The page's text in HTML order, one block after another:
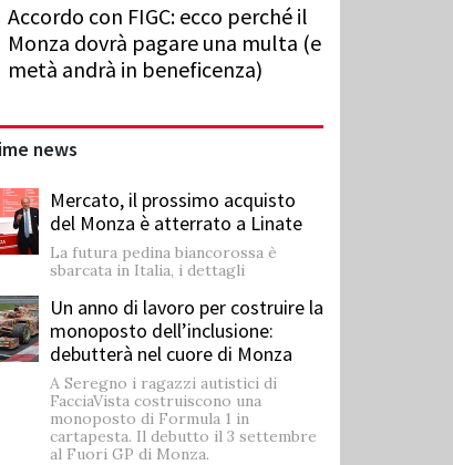
Accordo con FIGC: ecco perché il
Monza dovrà pagare una multa (e
metà andrà in beneficenza)
news
Mercato, il prossimo acquisto
del Monza è atterrato a Linate
La futura pedina biancorossa è
sbarcata in Italia, i dettagli
Un anno di lavoro per costruire la
monoposto dell’inclusione:
debutterà nel cuore di Monza
A Seregno i ragazzi autistici di
FacciaVista costruiscono una
monoposto di Formula 1 in
cartapesta. Il debutto il 3 settembre
al Fuori GP di Monza.